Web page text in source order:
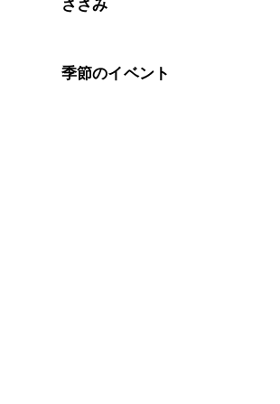
ささみ
季節のイベント